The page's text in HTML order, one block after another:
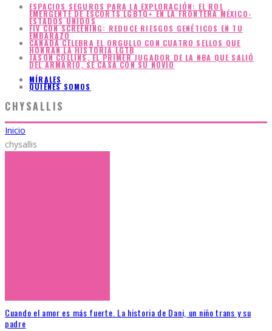
ESPACIOS SEGUROS PARA LA EXPLORACIÓN: EL ROL
EMERGENTE DE ESCORTS LGBTQ+ EN LA FRONTERA MÉXICO-
ESTADOS UNIDOS
FIV CON SCREENING: REDUCE RIESGOS GENÉTICOS EN TU
EMBARAZO
CANADÁ CELEBRA EL ORGULLO CON CUATRO SELLOS QUE
HONRAN LA HISTORIA LGTB
JASON COLLINS, EL PRIMER JUGADOR DE LA NBA QUE SALIÓ
DEL ARMARIO, SE CASA CON SU NOVIO
MÍRALES
QUIÉNES SOMOS
CHYSALLIS
Inicio
chysallis
Cuando el amor es más fuerte. La historia de Dani, un niño trans y su
padre